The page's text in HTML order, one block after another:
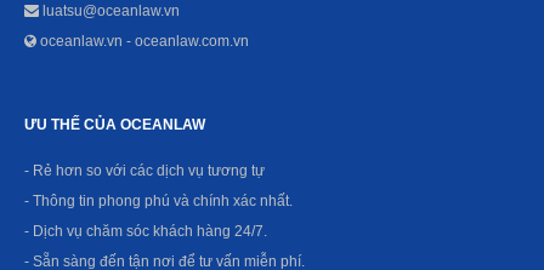
luatsu@oceanlaw.vn
oceanlaw.vn - oceanlaw.com.vn
ƯU THẾ CỦA OCEANLAW
- Rẻ hơn so với các dịch vụ tương tự
- Thông tin phong phú và chính xác nhất.
- Dịch vụ chăm sóc khách hàng 24/7.
- Sẵn sàng đến tận nơi để tư vấn miễn phí.